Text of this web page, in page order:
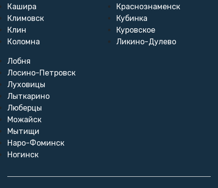
Кашира
Климовск
Клин
Коломна
Краснознаменск
Кубинка
Куровское
Ликино-Дулево
Лобня
Лосино-Петровск
Луховицы
Лыткарино
Люберцы
Можайск
Мытищи
Наро-Фоминск
Ногинск